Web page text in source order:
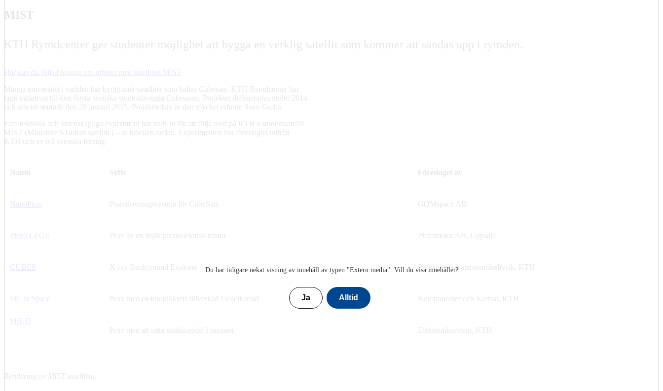
MIST
KTH Rymdcenter ger studenter möjlighet att bygga en verklig satellit som kommer att sändas upp i rymden.
Här kan du följa bloggen om arbetet med satelliten MIST
Många universitet i världen har byggt små satelliter som kallas Cubesats. KTH Rymdcenter har
tagit initiativet till den första svenska studentbyggda Cubesaten. Projektet definierades under 2014
och arbetet startade den 28 januari 2015. Projektledare är den mycket erfarne Sven Grahn.
Fem tekniska och vetenskapliga experiment har valts ut för att följa med på KTH:s studentsatellit
MIST (MIniature STudent satellite) – se tabellen nedan. Experimenten har föreslagits inifrån
KTH och av två svenska företag.
Namn Syfte Föreslaget av
NanoProp Framdrivningssystem för CubeSats GOMspace AB
Piezo LEGS Prov av en linjär piezoelektrisk motor Piezomotor AB, Uppsala
CUBES X-ray Background Explorer Partikel-, och astropartikelfysik, KTH
SiC in Space Prov med elektronikkrets tillverkad I kiselkarbid Komponenter och Kretsar, KTH
SEUD
Prov med att rätta strålningsfel I minnen.
Elektroniksystem, KTH
Du har tidigare nekat visning av innehåll av typen "Extern media". Vill du visa innehållet?
Ja Alltid
Rendering av MIST satelliten.